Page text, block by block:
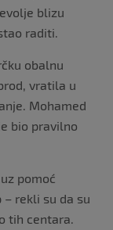
blizu
raditi.
obalnu
vratila u
Mohamed
bio pravilno
pomoć
– rekli su da su
tih centara.